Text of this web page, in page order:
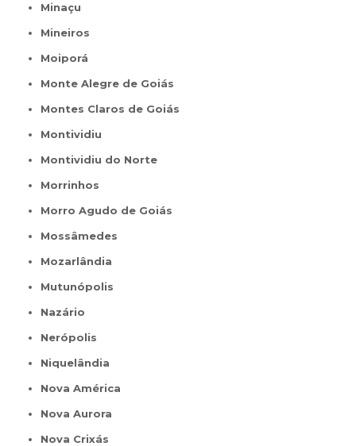
Minaçu
Mineiros
Moiporá
Monte Alegre de Goiás
Montes Claros de Goiás
Montividiu
Montividiu do Norte
Morrinhos
Morro Agudo de Goiás
Mossâmedes
Mozarlândia
Mutunópolis
Nazário
Nerópolis
Niquelândia
Nova América
Nova Aurora
Nova Crixás